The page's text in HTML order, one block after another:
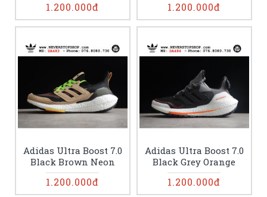
1.200.000đ 1.200.000đ
Adidas Ultra Boost 7.0
Black Brown Neon
1.200.000đ
Adidas Ultra Boost 7.0
Black Grey Orange
1.200.000đ